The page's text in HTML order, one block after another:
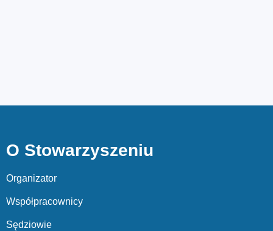
O Stowarzyszeniu
Organizator
Współpracownicy
Sędziowie